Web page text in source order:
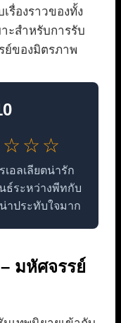
รื่องราวของทั้ง
ะสำหรับการรับ
ย์ของมิตรภาพ
อลเลียตน่ารัก
ธ์ระหว่างพีทกับ
าประทับใจมาก
มหัศจรรย์